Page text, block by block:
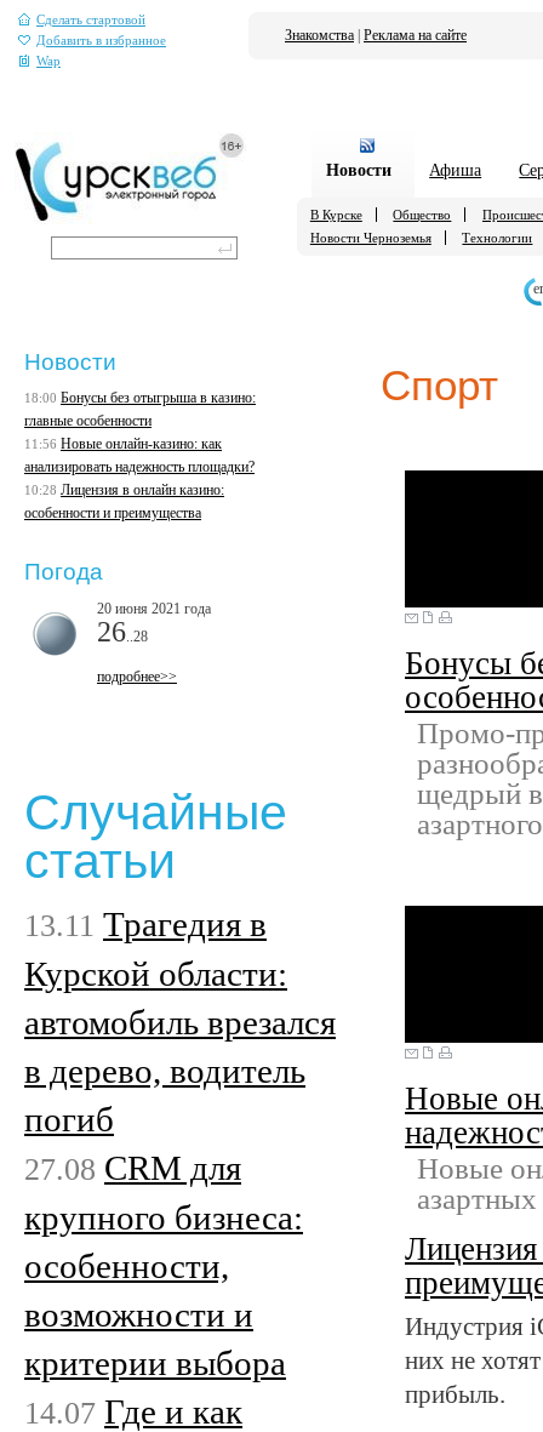
Сделать стартовой
Добавить в избранное
Wap
Знакомства Реклама на сайте
Новости Афиша
В Курске Общество
Новости Черноземья
Технологии
Спорт
Бонусы
Промо-
щедрый
Новые
Новые
Индустрия
них не
прибыль.
Новости
18:00 Бонусы без отыгрыша в казино:
главные особенности
11:56 Новые онлайн-казино: как
анализировать надежность площадки?
10:28 Лицензия в онлайн казино:
особенности и преимущества
Погода
20 июня 2021 года
26 ..28
подробнее>>
Случайные
статьи
13.11 Трагедия в
Курской области:
автомобиль врезался
в дерево, водитель
погиб
27.08 CRM для
крупного бизнеса:
особенности,
возможности и
критерии выбора
14.07 Где и как